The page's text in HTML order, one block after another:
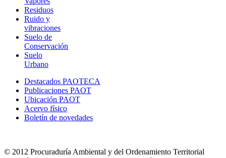
Residuos
Ruido y
vibraciones
Suelo de
Conservación
Suelo
Urbano
Destacados PAOTECA
Publicaciones PAOT
Ubicación PAOT
Acervo físico
Boletín de novedades
© 2012 Procuraduría Ambiental y del Ordenamiento Territorial